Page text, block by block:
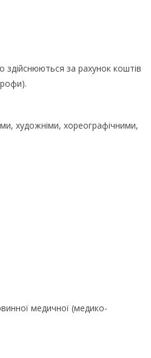
здійснюються за рахунок коштів
художніми, хореографічними,
медичної (медико-